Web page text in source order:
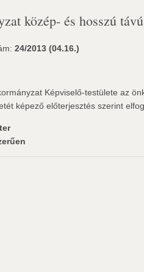
közép- és hosszú
24/2013 (04.16.)
Képviselő-testülete az
képező előterjesztés szerint